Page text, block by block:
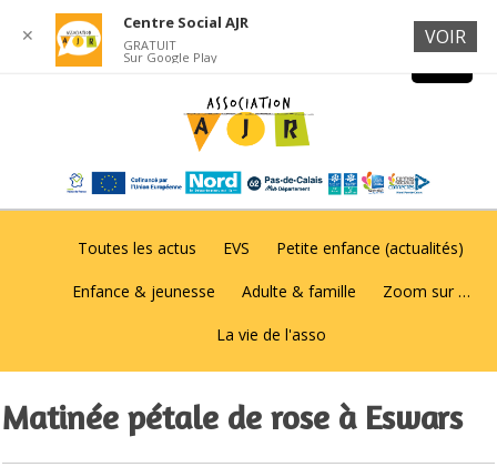
Toutes les actus EVS Petite enfance (actualités)
Enfance & jeunesse Adulte & famille Zoom sur …
La vie de l'asso
Matinée pétale de rose à Eswars
✕
Centre Social AJR
GRATUIT
Sur Google Play
VOIR